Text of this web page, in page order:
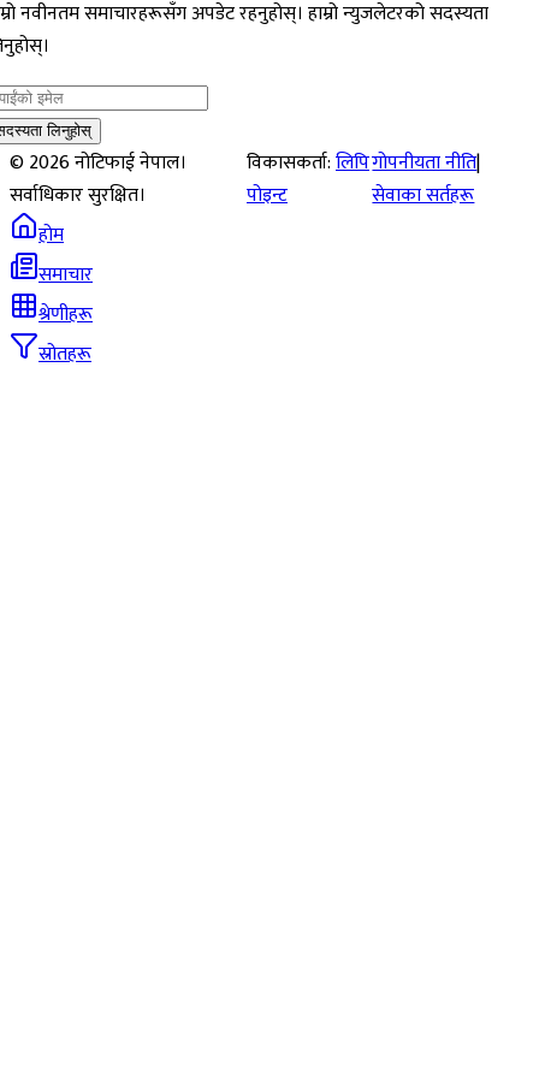
नवीनतम समाचारहरूसँग अपडेट रहनुहोस्। हाम्रो न्युजलेटरको सदस्यता
लिनुहोस्
©2026नोटिफाई नेपाल।
सर्वाधिकार सुरक्षित।
विकासकर्ता:लिपि
पोइन्ट
गोपनीयता नीति|
सेवाका सर्तहरू
होम
समाचार
श्रेणीहरू
स्रोतहरू